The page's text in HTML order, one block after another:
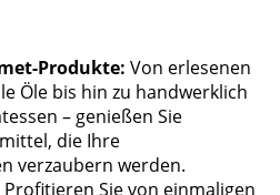
Produkte: Von erlesenen
Öle bis hin zu handwerklich
– genießen Sie
die Ihre
verzaubern werden.
Profitieren Sie von einmaligen